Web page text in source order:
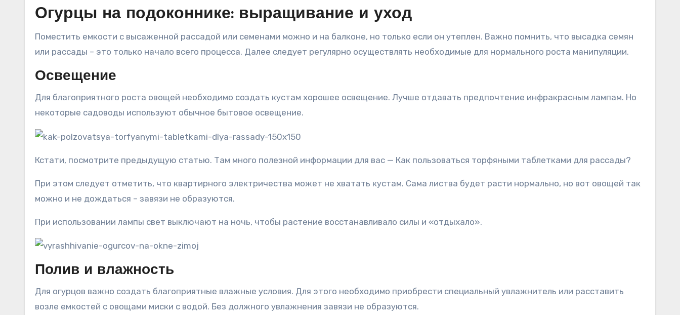
Огурцы на подоконнике: выращивание и уход
Поместить емкости с высаженной рассадой или семенами можно и на балконе, но только если он утеплен. Важно помнить, что высадка семян
или рассады – это только начало всего процесса. Далее следует регулярно осуществлять необходимые для нормального роста манипуляции.
Освещение
Для благоприятного роста овощей необходимо создать кустам хорошее освещение. Лучше отдавать предпочтение инфракрасным лампам. Но
некоторые садоводы используют обычное бытовое освещение.
Кстати, посмотрите предыдущую статью. Там много полезной информации для вас — Как пользоваться торфяными таблетками для рассады?
При этом следует отметить, что квартирного электричества может не хватать кустам. Сама листва будет расти нормально, но вот овощей так
можно и не дождаться – завязи не образуются.
При использовании лампы свет выключают на ночь, чтобы растение восстанавливало силы и «отдыхало».
Полив и влажность
Для огурцов важно создать благоприятные влажные условия. Для этого необходимо приобрести специальный увлажнитель или расставить
возле емкостей с овощами миски с водой. Без должного увлажнения завязи не образуются.